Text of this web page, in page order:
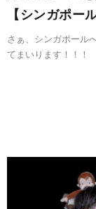
【シンガポー
さぁ、シンガポール
てまいります！！！